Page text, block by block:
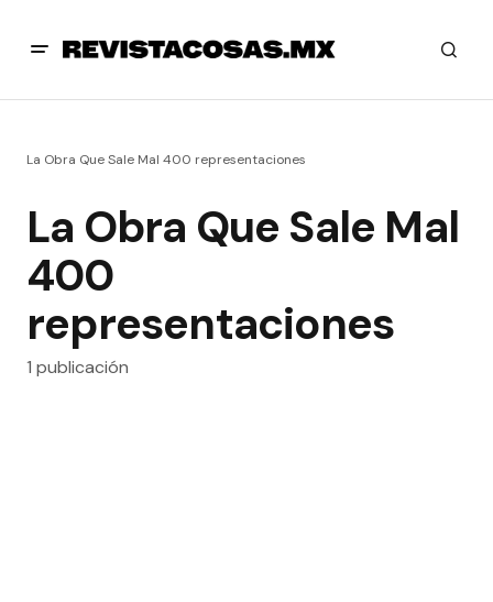
La Obra Que Sale Mal 400 representaciones
La Obra Que Sale Mal
400
representaciones
1 publicación